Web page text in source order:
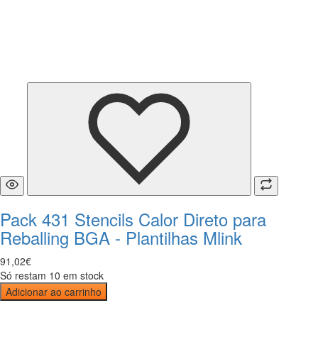
Pack 431 Stencils Calor Direto para
Reballing BGA - Plantilhas Mlink
91 ,02€
Só restam 10 em stock
Adicionar ao carrinho